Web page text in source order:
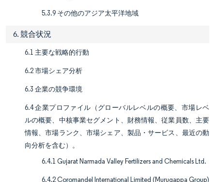
5.3.9 その他のアジア太平洋地域
6. 競合状況
6.1 主要な戦略的行動
6.2 市場シェア分析
6.3 企業の競争環境
6.4 企業プロファイル（グローバルレベルの概要、市場レベ
ルの概要、中核事業セグメント、財務情報、従業員数、主要
情報、市場ランク、市場シェア、製品・サービス、最近の動
向分析を含む）。
6.4.1 Gujarat Narmada Valley Fertilizers and Chemicals Ltd.
6.4.2 Coromandel International Limited (Murugappa Group)